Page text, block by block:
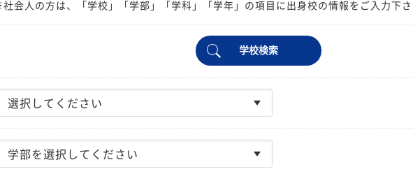
会人の方は、「学校」「学部」「学科」「学年」の項目に出身校の情報をご入力下さ
学校検索